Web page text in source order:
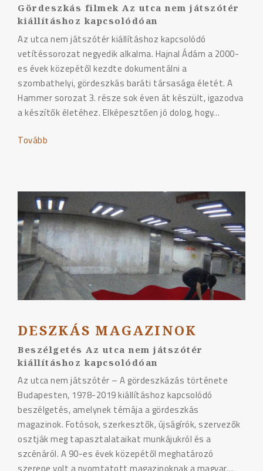
Gördeszkás filmek Az utca nem játszótér
kiállításhoz kapcsolódóan
Az utca nem játszótér kiállításhoz kapcsolódó
vetítéssorozat negyedik alkalma. Hajnal Ádám a 2000-
es évek közepétől kezdte dokumentálni a
szombathelyi, gördeszkás baráti társasága életét. A
Hammer sorozat 3. része sok éven át készült, igazodva
a készítők életéhez. Elképesztően jó dolog, hogy…
Tovább
DESZKÁS MAGAZINOK
Beszélgetés Az utca nem játszótér
kiállításhoz kapcsolódóan
Az utca nem játszótér – A gördeszkázás története
Budapesten, 1978-2019 kiállításhoz kapcsolódó
beszélgetés, amelynek témája a gördeszkás
magazinok. Fotósok, szerkesztők, újságírók, szervezők
osztják meg tapasztalataikat munkájukról és a
szcénáról. A 90-es évek közepétől meghatározó